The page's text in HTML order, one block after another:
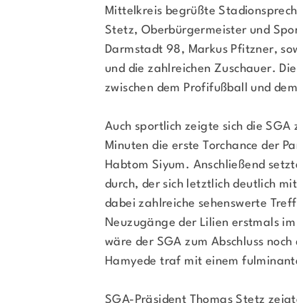
Mittelkreis begrüßte
Stetz, Oberbürgermeister und
Darmstadt 98, Markus Pfitzner,
und die zahlreichen Zuschauer.
zwischen dem Profifußball und
Auch sportlich zeigte sich die
Minuten die erste Torchance der
Habtom Siyum. Anschließend
durch, der sich letztlich deutlich
dabei zahlreiche sehenswerte
Neuzugänge der Lilien erstmals
wäre der SGA zum Abschluss
Hamyede traf mit einem
SGA-Präsident Thomas Stetz